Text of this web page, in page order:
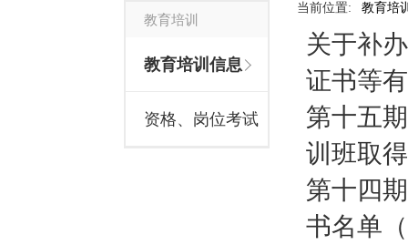
教育培训
教育培训信息
资格、岗位考试
当前位置: 教育培
关于补
证书等
第十五
训班取
第十四
书名单